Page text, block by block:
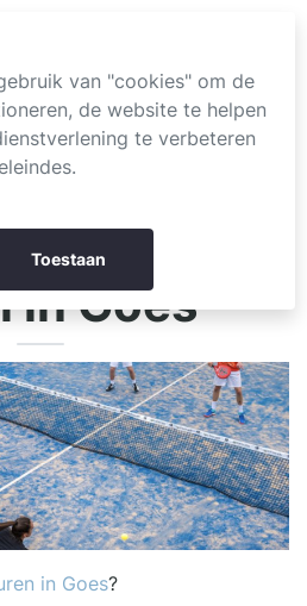
van "cookies" om de
de website te helpen
te verbeteren
Toestaan
in Goes
in Goes?